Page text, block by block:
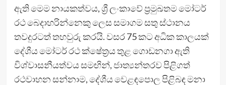
ඇති මෙම නායකත්වය, ශ්‍රී ලංකාවේ ප්‍රමුඛතම මෝටර්
රථ බෙදාහරින්නෙකු ලෙස සමාගම සතු ස්ථානය
තවදුරටත් තහවුරු කරයි. වසර 75 කට අධික කාලයක්
දේශීය මෝටර් රථ ක්ෂේත්‍රය තුළ ගොඩනගා ඇති
විශ්වාසනීයත්වය සමඟින්, ජාත්‍යන්තරව පිළිගත්
රථවාහන සන්නාම, දේශීය වෙළඳපොල පිළිබඳ මනා